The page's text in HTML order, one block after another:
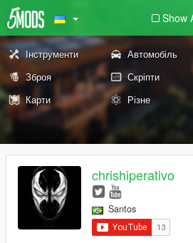
Show
Інструменти Автомобіль
Зброя
Скріпти
Карти
Різне
chrishiperativo
Santos